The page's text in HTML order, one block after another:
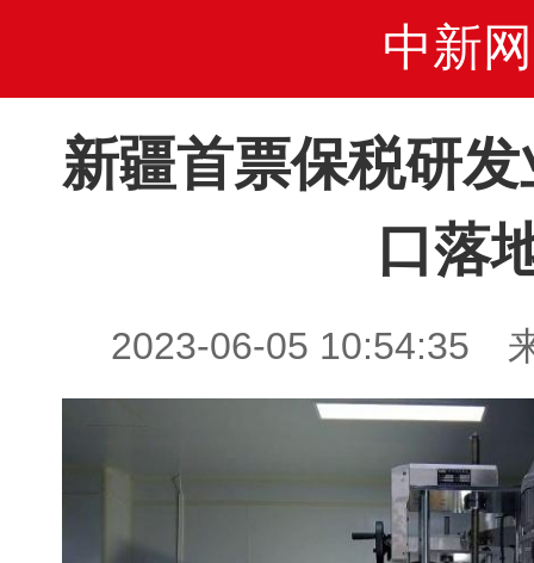
中新网
新疆首票保税研
口落
2023-06-05 10:54:35